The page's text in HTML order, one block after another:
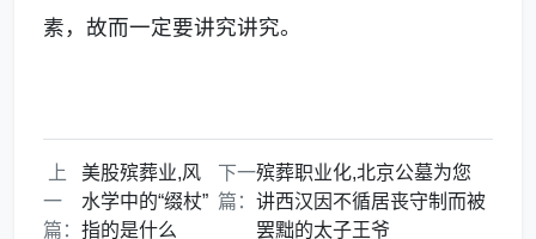
素，故而一定要讲究讲究。
上
一
篇：
美股殡葬业,风
水学中的“缀杖”
指的是什么
下一
篇：
殡葬职业化,北京公墓为您
讲西汉因不循居丧守制而被
罢黜的太子王爷